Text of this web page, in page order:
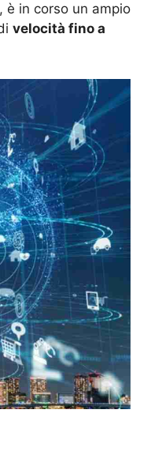
è in corso un ampio
velocità fino a